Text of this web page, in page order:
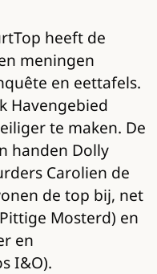
heeft de
meningen
en eettafels.
Havengebied
te maken. De
handen Dolly
Carolien de
de top bij, net
Mosterd) en
en
I&O).